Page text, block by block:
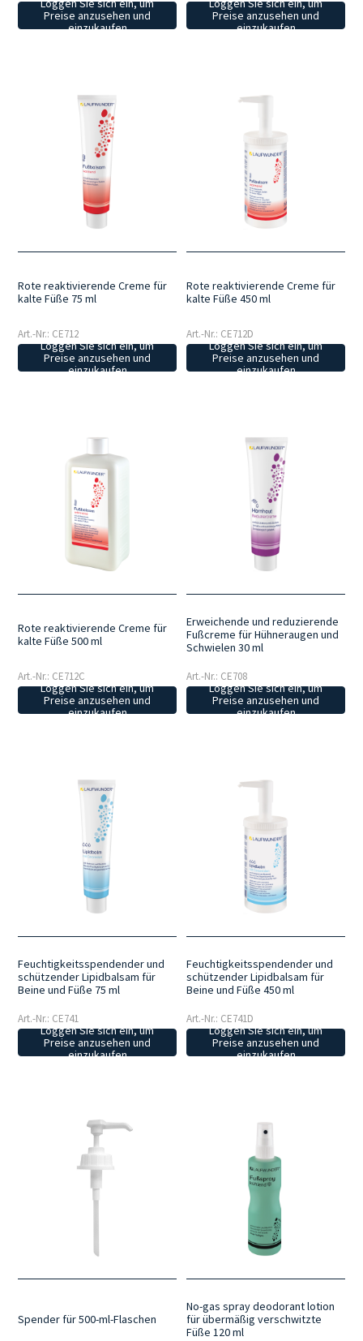
Loggen Sie sich ein, um
Preise anzusehen und
einzukaufen
Loggen Sie sich ein, um
Preise anzusehen und
einzukaufen
Rote reaktivierende Creme für
kalte Füße 75 ml
Art.-Nr.: CE712
Loggen Sie sich ein, um
Preise anzusehen und
einzukaufen
Rote reaktivierende Creme für
kalte Füße 450 ml
Art.-Nr.: CE712D
Loggen Sie sich ein, um
Preise anzusehen und
einzukaufen
Rote reaktivierende Creme für
kalte Füße 500 ml
Art.-Nr.: CE712C
Loggen Sie sich ein, um
Preise anzusehen und
einzukaufen
Erweichende und reduzierende
Fußcreme für Hühneraugen und
Schwielen 30 ml
Art.-Nr.: CE708
Loggen Sie sich ein, um
Preise anzusehen und
einzukaufen
Feuchtigkeitsspendender und
schützender Lipidbalsam für
Beine und Füße 75 ml
Art.-Nr.: CE741
Loggen Sie sich ein, um
Preise anzusehen und
einzukaufen
Feuchtigkeitsspendender und
schützender Lipidbalsam für
Beine und Füße 450 ml
Art.-Nr.: CE741D
Loggen Sie sich ein, um
Preise anzusehen und
einzukaufen
Spender für 500-ml-Flaschen
No-gas spray deodorant lotion
für übermäßig verschwitzte
Füße 120 ml